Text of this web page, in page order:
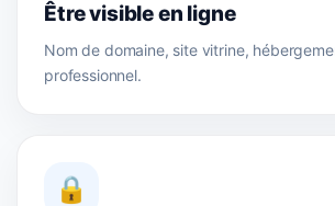
Être visible en ligne
Nom de domaine, site vitrine,
professionnel.
🔒